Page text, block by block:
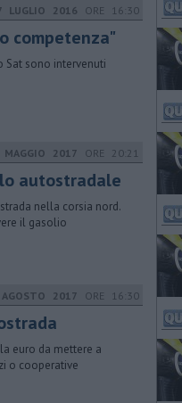
LUGLIO 2016 ORE 16:30
competenza"
Sat sono intervenuti
2017 ORE 20:21
autostradale
nella corsia nord.
il gasolio
2017 ORE 16:30
euro da mettere a
o cooperative